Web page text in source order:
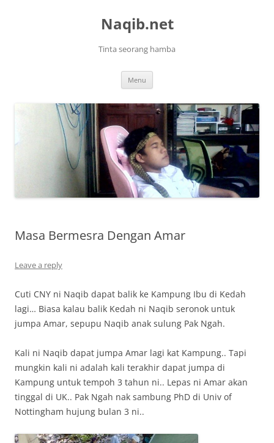
Naqib.net
Tinta seorang hamba
Menu
Masa Bermesra Dengan Amar
Leave a reply
Cuti CNY ni Naqib dapat balik ke Kampung Ibu di Kedah
lagi… Biasa kalau balik Kedah ni Naqib seronok untuk
jumpa Amar, sepupu Naqib anak sulung Pak Ngah.
Kali ni Naqib dapat jumpa Amar lagi kat Kampung.. Tapi
mungkin kali ni adalah kali terakhir dapat jumpa di
Kampung untuk tempoh 3 tahun ni.. Lepas ni Amar akan
tinggal di UK.. Pak Ngah nak sambung PhD di Univ of
Nottingham hujung bulan 3 ni..